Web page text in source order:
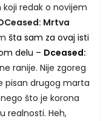
redak o novijem
Mrtva
šta sam za ovaj isti
delu – Dceased:
ranije. Nije zgoreg
pisan drugog marta
što je korona
realnosti. Heh,